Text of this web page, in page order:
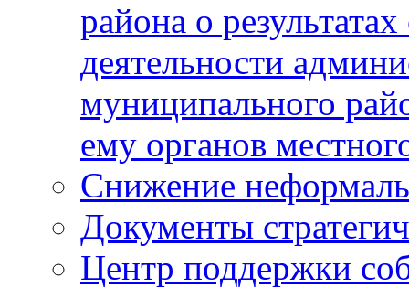
района о
деятельности
муниципального
ему органов
Снижение
Документы
Центр поддержки